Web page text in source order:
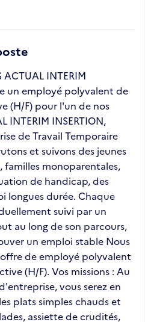
INTERIM
un employé polyvalent de
(H/F) pour l'un de nos
INTERIM INSERTION,
de Travail Temporaire
et suivons des jeunes
familles monoparentales,
de handicap, des
longues durée. Chaque
suivi par un
au long de son parcours,
un emploi stable Nous
de employé polyvalent
(H/F). Vos missions : Au
vous serez en
plats simples chauds et
assiette de crudités,